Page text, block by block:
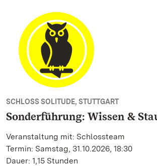
SCHLOSS SOLITUDE, STUTTGART
Sonderführung: Wissen &
Veranstaltung mit: Schlossteam
Termin: Samstag, 31.10.2026, 18:30
Dauer: 1,15 Stunden